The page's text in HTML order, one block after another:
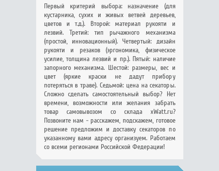
Первый критерий выбора: назначение (для
кустарника, сухих и живых ветвей деревьев,
цветов и т.д.). Второй: материал рукояти и
лезвий. Третий: тип рычажного механизма
(простой, инновационный). Четвертый: дизайн
рукояти и резаков (эргономика, физическое
усилие, толщина лезвий и пр.). Пятый: наличие
запорного механизма. Шестой: размеры, вес и
цвет (яркие краски не дадут прибору
потеряться в траве). Седьмой: цена на секаторы.
Сложно сделать самостоятельный выбор? Нет
времени, возможности или желания забрать
товар самовывозом со склада xWatt.ru?
Позвоните нам - расскажем, подскажем, готовое
решение предложим и доставку секаторов по
указанному вами адресу организуем. Работаем
со всеми регионами Российской Федерации!